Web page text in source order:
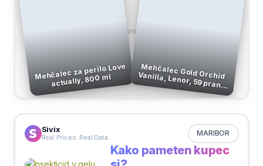
Mehčalec za perilo Love
actually, 800 ml
VS
Mehčalec Gold Orchid
Vanilla, Lenor, 59 pranj,
1,23 l
Sivix
Real Prices. Real Data MARIBOR
Kako pameten kupec